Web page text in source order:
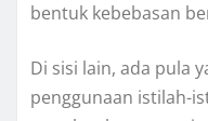
bentuk kebebasan
Di sisi lain, ada pula
penggunaan istilah-